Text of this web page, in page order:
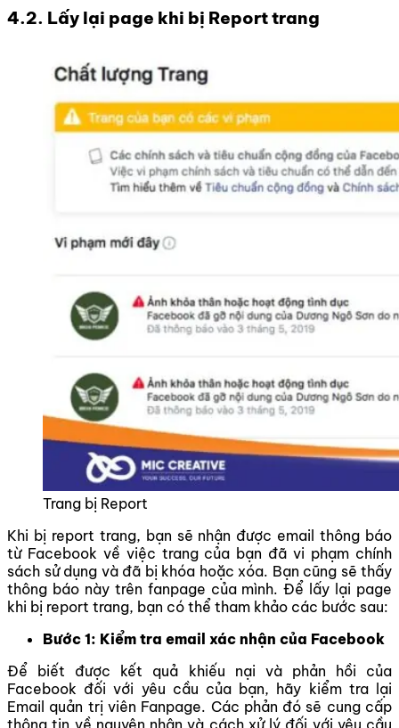
4.2. Lấy lại page khi bị Report trang
Trang bị Report
Khi bị report trang, bạn sẽ nhận được email thông báo
từ Facebook về việc trang của bạn đã vi phạm chính
sách sử dụng và đã bị khóa hoặc xóa. Bạn cũng sẽ thấy
thông báo này trên fanpage của mình. Để lấy lại page
khi bị report trang, bạn có thể tham khảo các bước sau:
Bước 1: Kiểm tra email xác nhận của Facebook
Để biết được kết quả khiếu nại và phản hồi của
Facebook đối với yêu cầu của bạn, hãy kiểm tra lại
Email quản trị viên Fanpage. Các phản đó sẽ cung cấp
thông tin về nguyên nhân và cách xử lý đối với yêu cầu